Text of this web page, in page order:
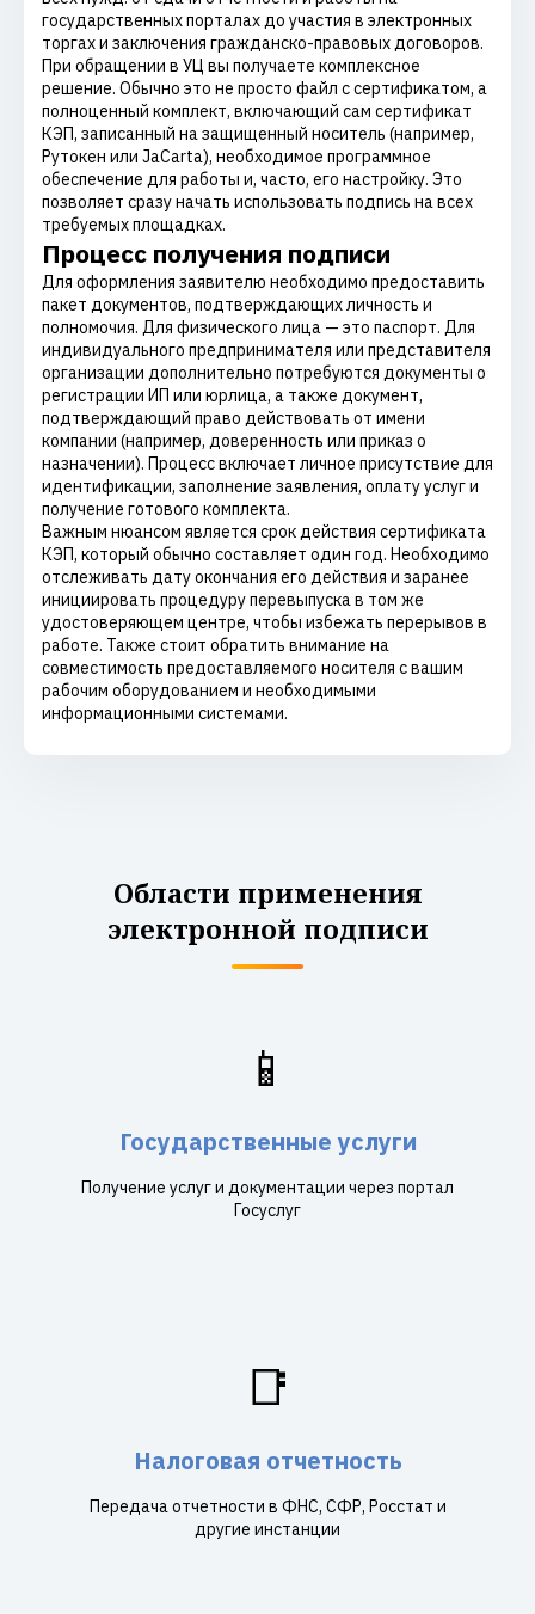
государственных порталах до участия в электронных
торгах и заключения гражданско-правовых договоров.
При обращении в УЦ вы получаете комплексное
решение. Обычно это не просто файл с сертификатом, а
полноценный комплект, включающий сам сертификат
КЭП, записанный на защищенный носитель (например,
Рутокен или JaCarta), необходимое программное
обеспечение для работы и, часто, его настройку. Это
позволяет сразу начать использовать подпись на всех
требуемых площадках.
Процесс получения подписи
Для оформления заявителю необходимо предоставить
пакет документов, подтверждающих личность и
полномочия. Для физического лица — это паспорт. Для
индивидуального предпринимателя или представителя
организации дополнительно потребуются документы о
регистрации ИП или юрлица, а также документ,
подтверждающий право действовать от имени
компании (например, доверенность или приказ о
назначении). Процесс включает личное присутствие для
идентификации, заполнение заявления, оплату услуг и
получение готового комплекта.
Важным нюансом является срок действия сертификата
КЭП, который обычно составляет один год. Необходимо
отслеживать дату окончания его действия и заранее
инициировать процедуру перевыпуска в том же
удостоверяющем центре, чтобы избежать перерывов в
работе. Также стоит обратить внимание на
совместимость предоставляемого носителя с вашим
рабочим оборудованием и необходимыми
информационными системами.
Области применения
электронной подписи
📱
Государственные услуги
Получение услуг и документации через портал
Госуслуг
📑
Налоговая отчетность
Передача отчетности в ФНС, СФР, Росстат и
другие инстанции